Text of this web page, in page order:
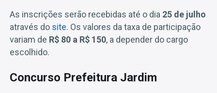
As inscrições serão recebidas até o dia 25 de julho
através do site. Os valores da taxa de participação
variam de R$ 80 a R$ 150, a depender do cargo
escolhido.
Concurso Prefeitura Jardim